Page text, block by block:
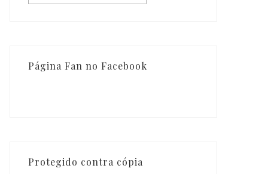
Página Fan no Facebook
Protegido contra cópia